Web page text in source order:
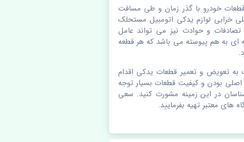
خودرو با گذر زمان و طی مسافت
لوازم یدکی اتومبیل مستحلک
و حوادث نیز می تواند عامل
به هم پیوسته می باشد که هر قطعه
تعویض و تعمیر قطعات یدکی اقدام
اصلی بودن و کیفیت قطعات بسیار توجه
در این زمینه مشورت کنید. سعی
های معتبر تهیه بفرمایید.